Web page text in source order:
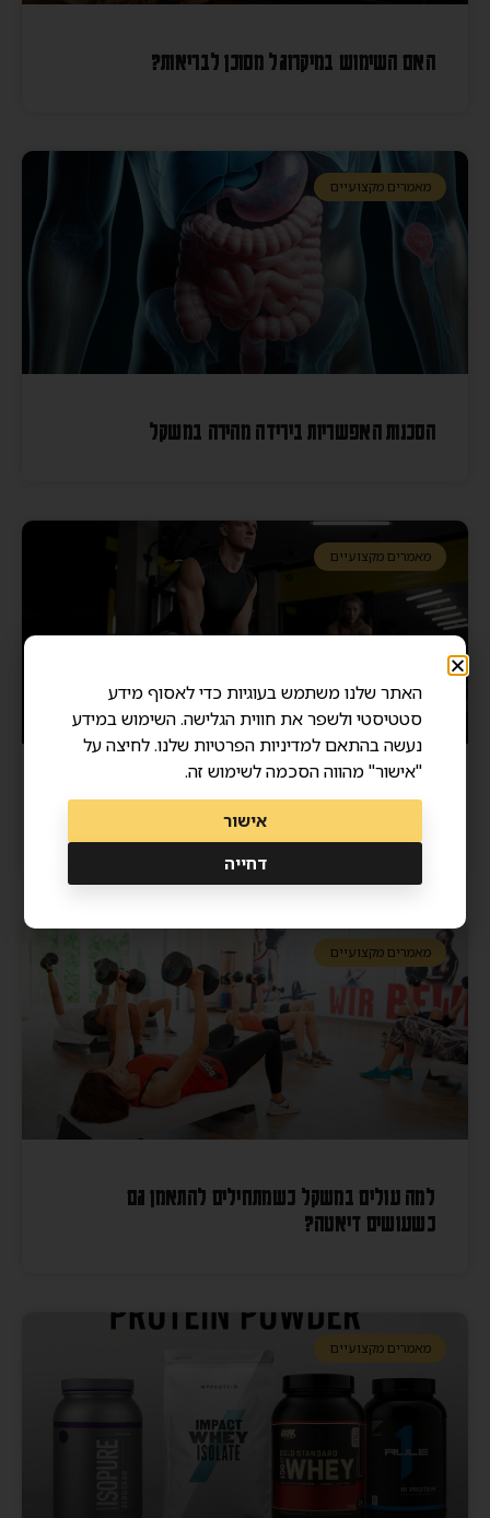
האם השימוש במיקרוגל מסוכן לבריאות?
מאמרים מקצועיים
הסכנות האפשריות בירידה מהירה במשקל
מאמרים מקצועיים
מסת שריר ואריכות ימים – איך שרירים חזקים מצילים
מאמרים מקצועיים
למה עולים במשקל כשמתחילים להתאמן גם
כשעושים דיאטה?
מאמרים מקצועיים
האתר שלנו משתמש בעוגיות כדי לאסוף מידע
סטטיסטי ולשפר את חווית הגלישה. השימוש במידע
נעשה בהתאם למדיניות הפרטיות שלנו. לחיצה על
"אישור" מהווה הסכמה לשימוש זה.
אישור
דחייה